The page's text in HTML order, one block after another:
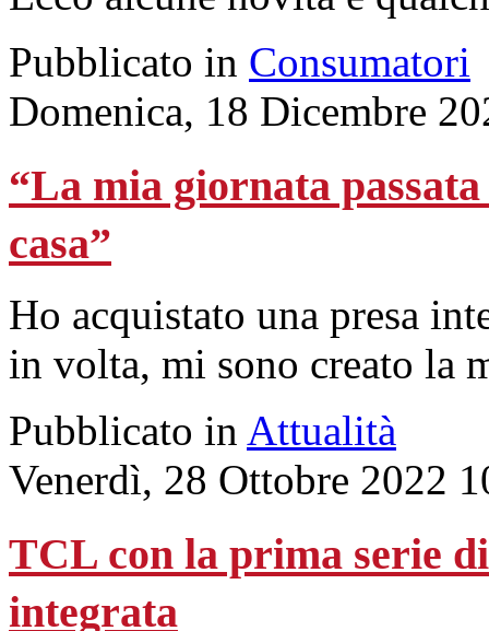
Pubblicato in Consumatori
Domenica, 18 Dicembre
“La mia giornata
casa”
Ho acquistato una presa
in volta, mi sono creato la
Pubblicato in Attualità
Venerdì, 28 Ottobre 2022
TCL con la prima serie
integrata